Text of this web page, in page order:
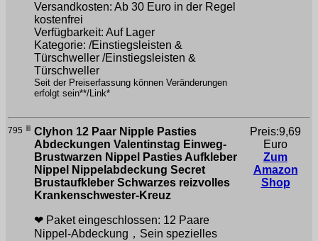
Versandkosten: Ab 30 Euro in der Regel
kostenfrei
Verfügbarkeit: Auf Lager
Kategorie: /Einstiegsleisten &
Türschweller /Einstiegsleisten &
Türschweller
Seit der Preiserfassung können Veränderungen
erfolgt sein**/Link*
795
Clyhon 12 Paar Nipple Pasties
Abdeckungen Valentinstag Einweg-
Brustwarzen Nippel Pasties Aufkleber
Nippel Nippelabdeckung Secret
Brustaufkleber Schwarzes reizvolles
Krankenschwester-Kreuz
❤ Paket eingeschlossen: 12 Paare
Nippel-Abdeckung，Sein spezielles
Preis:9,69
Euro
Zum
Amazon
Shop